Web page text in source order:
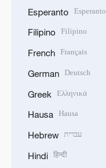
Esperanto Esperanto
Filipino Filipino
French Français
German Deutsch
Greek Ελληνικά
Hausa Hausa
Hebrew עברית
Hindi हिन्दी